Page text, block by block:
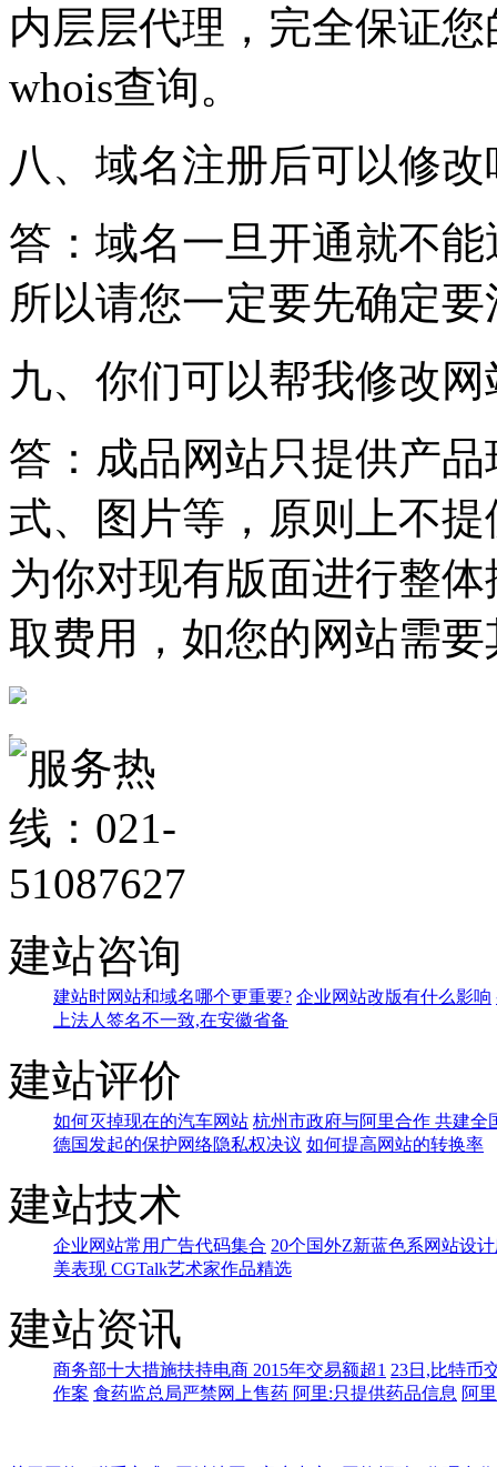
内层层代理，完全保证
whois查询。
八、域名注册后可以修改
答：域名一旦开通就不
所以请您一定要先确定
九、你们可以帮我修改
答：成品网站只提供产
式、图片等，原则上不
为你对现有版面进行整
取费用，如您的网站需
建站咨询
建站时网站和域名哪个更重要? 企业网站改版有什么影响
上法人签名不一致,在安徽省备
建站评价
如何灭掉现在的汽车网站 杭州市政府与阿里合作 共建全
德国发起的保护网络隐私权决议 如何提高网站的转换率
建站技术
企业网站常用广告代码集合 20个国外Z新蓝色系网站设
美表现 CGTalk艺术家作品精选
建站资讯
商务部十大措施扶持电商 2015年交易额超1 23日,比特币
作案 食药监总局严禁网上售药 阿里:只提供药品信息 阿